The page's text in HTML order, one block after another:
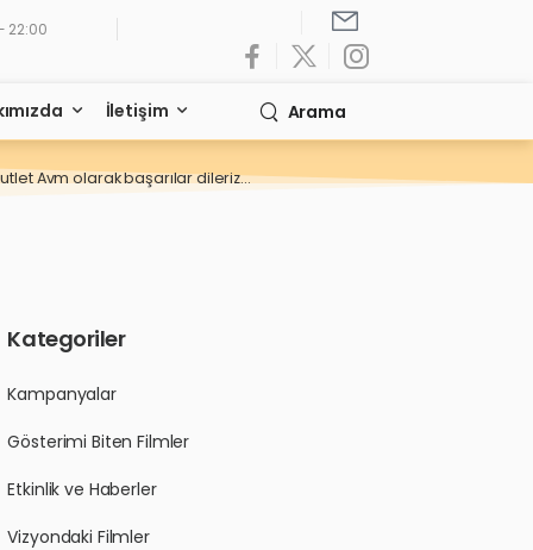
22:00
İletişim Arama
Avm olarak başarılar dileriz…
Kategoriler
Kampanyalar
Gösterimi Biten Filmler
Etkinlik ve Haberler
Vizyondaki Filmler